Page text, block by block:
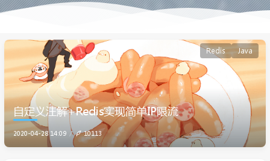
Redis Java
自定义注解+Redis实现简单IP限流
2020-04-28 14:09 10113